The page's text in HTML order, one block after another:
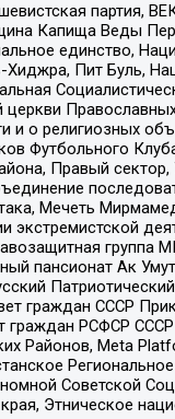
партия,
Капища Веды
единство,
Пит Буль,
церкви
и о религиозных
Футбольного
Правый сектор,
Мечеть
экстремистской
группа
пансионат Ак
граждан СССР
граждан РСФСР СССР
Районов, Meta
Советской
Этническое